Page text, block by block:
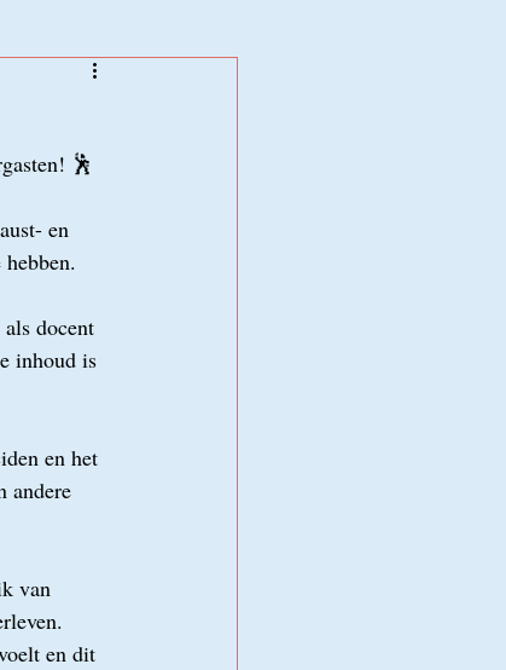
🕺
en
docent
inhoud is
en het
andere
van
en dit